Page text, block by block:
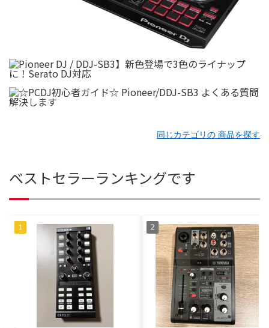
同じカテゴリの 商品を探す
ベストセラーランキングです